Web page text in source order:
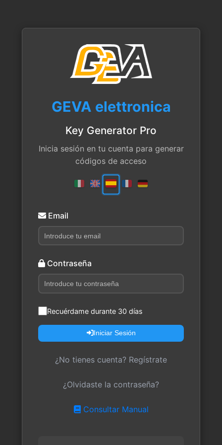
GEVA elettronica
Key Generator Pro
Inicia sesión en tu cuenta para generar
códigos de acceso
Email
Contraseña
Recuérdame durante 30 días
Iniciar Sesión
¿No tienes cuenta? Regístrate
¿Olvidaste la contraseña?
Consultar Manual